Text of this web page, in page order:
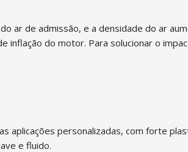
ar de admissão, e a densidade do ar
inflação do motor. Para solucionar o
personalizadas, com forte
e fluido.